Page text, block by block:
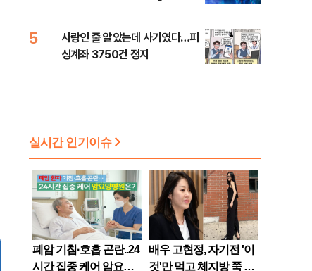
5
사랑인 줄 알았는데 사기였다…피
싱계좌 3750건 정지